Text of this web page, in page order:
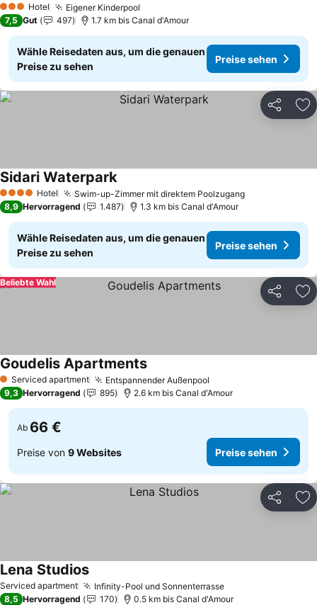
3 SterneHotel Eigener Kinderpool
7,5 Gut 497 1.7 km bis Canal d'Amour
Wähle Reisedaten aus, um die genauen
Preise zu sehen
Preise sehen
Teilen
4 Sterne Hotel Swim-up-Zimmer mit direktem Poolzugang
Sidari Waterpark
8,9 Hervorragend 1.487 1.3 km bis Canal d'Amour
Wähle Reisedaten aus, um die genauen
Preise zu sehen
Preise sehen
Teilen
Beliebte Wahl
1 Sterne
Serviced apartment Entspannender Außenpool
Goudelis Apartments
9,3 Hervorragend 895 2.6 km bis Canal d'Amour
Ab 66 €
Preise von 9 Websites Preise sehen
Teilen
Serviced apartment Infinity-Pool und Sonnenterrasse
Lena Studios
8,5 Hervorragend 170 0.5 km bis Canal d'Amour